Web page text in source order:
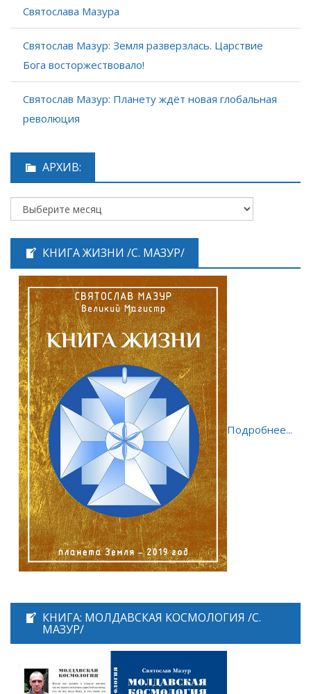
Святослава Мазура
Святослав Мазур: Земля разверзлась. Царствие
Бога восторжествовало!
Святослав Мазур: Планету ждёт новая глобальная
революция
АРХИВ:
КНИГА ЖИЗНИ /С. МАЗУР/
Подробнее...
КНИГА: МОЛДАВСКАЯ КОСМОЛОГИЯ /С.
МАЗУР/